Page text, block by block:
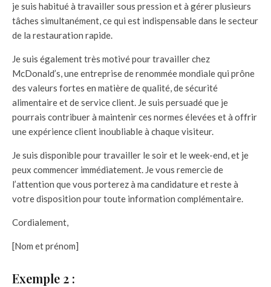
je suis habitué à travailler sous pression et à gérer plusieurs
tâches simultanément, ce qui est indispensable dans le secteur
de la restauration rapide.
Je suis également très motivé pour travailler chez
McDonald’s, une entreprise de renommée mondiale qui prône
des valeurs fortes en matière de qualité, de sécurité
alimentaire et de service client. Je suis persuadé que je
pourrais contribuer à maintenir ces normes élevées et à offrir
une expérience client inoubliable à chaque visiteur.
Je suis disponible pour travailler le soir et le week-end, et je
peux commencer immédiatement. Je vous remercie de
l’attention que vous porterez à ma candidature et reste à
votre disposition pour toute information complémentaire.
Cordialement,
[Nom et prénom]
Exemple 2 :